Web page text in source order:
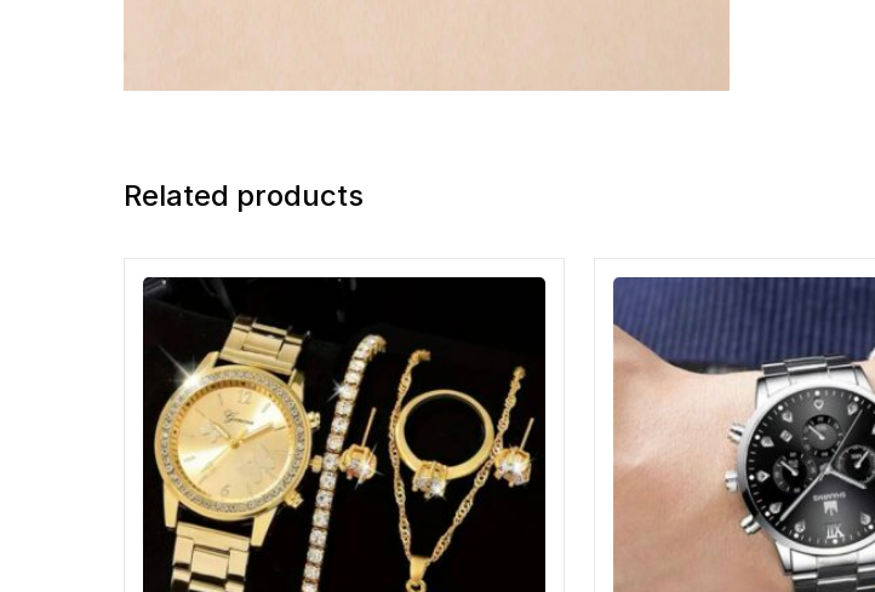
Related products